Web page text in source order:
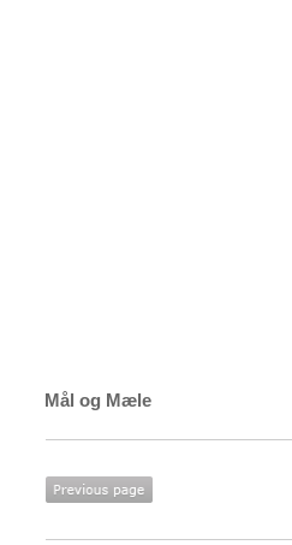
Mål og Mæle